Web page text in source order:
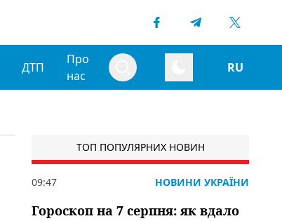
ДТП
Про
нас
RU
ТОП ПОПУЛЯРНИХ НОВИН
09:47 НОВИНИ УКРАЇНИ
Гороскоп на 7 серпня: як вдало